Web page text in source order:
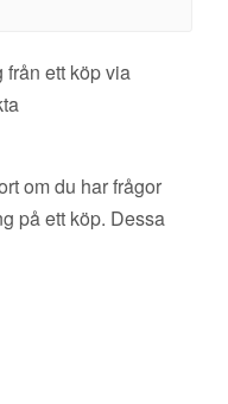
från ett köp via
om du har frågor
på ett köp. Dessa